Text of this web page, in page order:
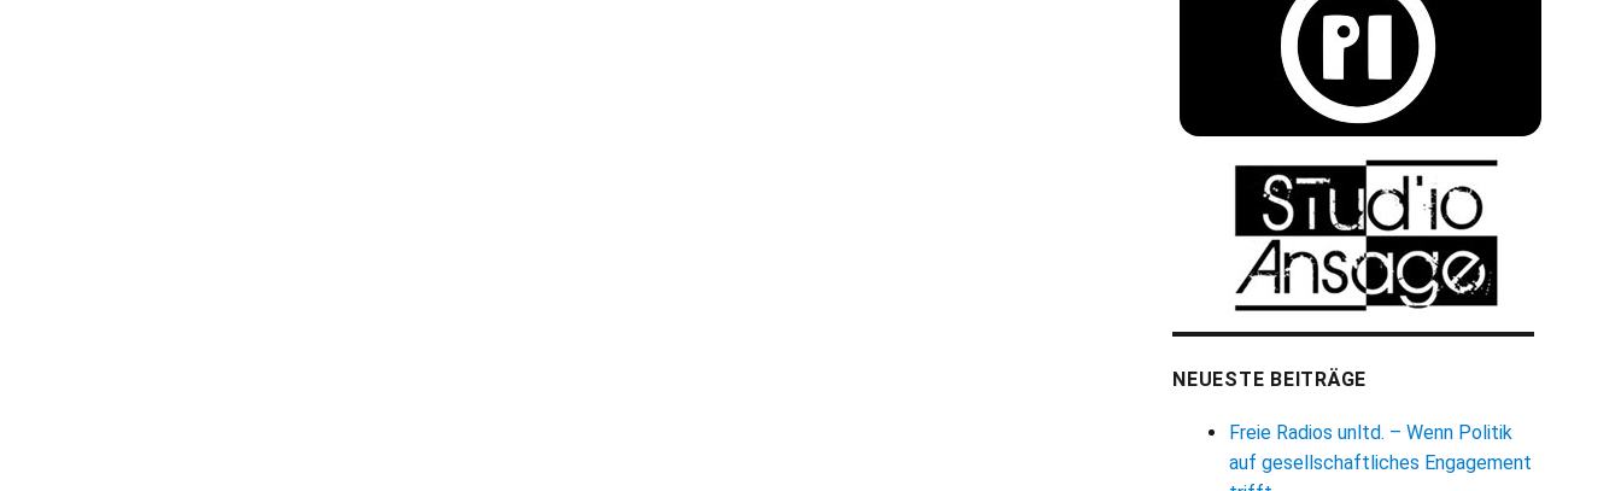
NEUESTE BEITRÄGE
Freie Radios unltd. – Wenn Politik
auf gesellschaftliches Engagement